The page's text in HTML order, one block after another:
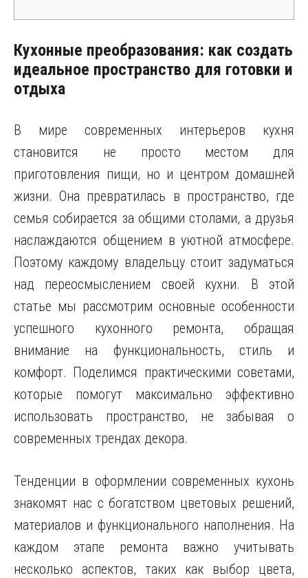
Кухонные преобразования: как создать
идеальное пространство для готовки и
отдыха
В мире современных интерьеров кухня
становится не просто местом для
приготовления пищи, но и центром домашней
жизни. Она превратилась в пространство, где
семья собирается за общими столами, а друзья
наслаждаются общением в уютной атмосфере.
Поэтому каждому владельцу стоит задуматься
над переосмыслением своей кухни. В этой
статье мы рассмотрим основные особенности
успешного кухонного ремонта, обращая
внимание на функциональность, стиль и
комфорт. Поделимся практическими советами,
которые помогут максимально эффективно
использовать пространство, не забывая о
современных трендах декора.
Тенденции в оформлении современных кухонь
знакомят нас с богатством цветовых решений,
материалов и функционального наполнения. На
каждом этапе ремонта важно учитывать
несколько аспектов, таких как выбор цвета,